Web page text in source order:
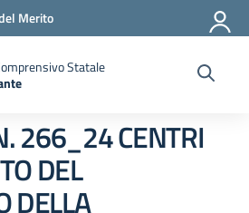
Merito
Statale
pagina iniziale della scuola
266_24 CENTRI
DEL
DELLA